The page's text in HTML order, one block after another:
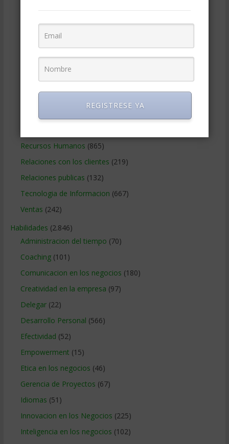
Marketing(988)
Marketing Digital(247)
Métodos Gerenciales
Negocios Internacionales(2.258)
Recursos Humanos (865)
Relaciones con los clientes (219)
Relaciones publicas (132)
Tecnologia de Informacion (667)
Ventas (242)
Habilidades (2.846)
Administracion del tiempo (70)
Coaching(101)
Comunicacion en los negocios (180)
Creatividad en la empresa (97)
Delegar(22)
Desarrollo Personal (566)
Efectividad (52)
Empowerment (15)
Etica en los negocios (46)
Gerencia de Proyectos (67)
Idiomas (51)
Innovacion en los Negocios (225)
Inteligencia en los negocios (102)
REGISTRESE YA